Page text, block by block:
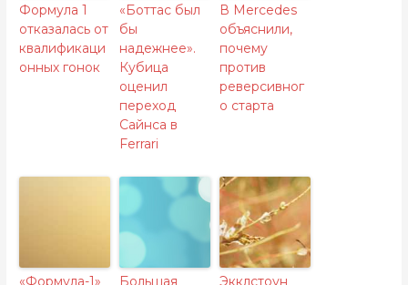
Формула 1
отказалась от
квалификаци
онных гонок
«Боттас был
бы
надежнее».
Кубица
оценил
переход
Сайнса в
Ferrari
В Mercedes
объяснили,
почему
против
реверсивног
о старта
«Формула-1»
Большая
Экклстоун